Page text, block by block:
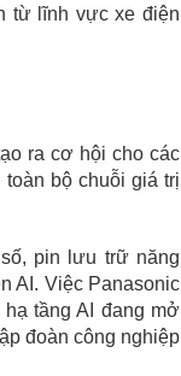
từ lĩnh vực xe điện
ra cơ hội cho các
bộ chuỗi giá trị
pin lưu trữ năng
AI. Việc Panasonic
tầng AI đang mở
đoàn công nghiệp